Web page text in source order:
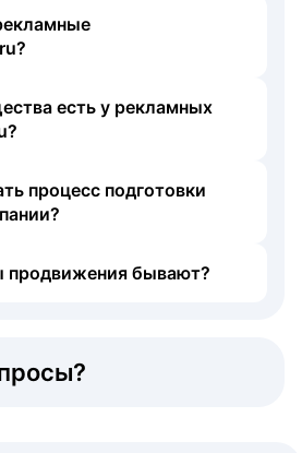
есть у рекламных
процесс подготовки
продвижения бывают?